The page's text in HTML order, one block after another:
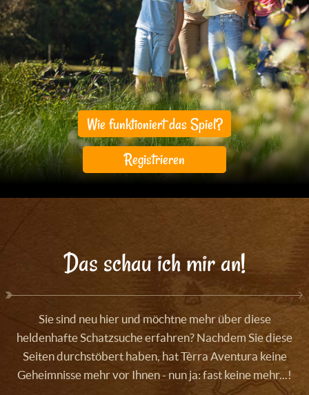
Wie funktioniert das Spiel?
Registrieren
Das schau ich mir an!
Sie sind neu hier und möchtne mehr über diese
heldenhafte Schatzsuche erfahren? Nachdem Sie diese
Seiten durchstöbert haben, hat Tèrra Aventura keine
Geheimnisse mehr vor Ihnen - nun ja: fast keine mehr...!